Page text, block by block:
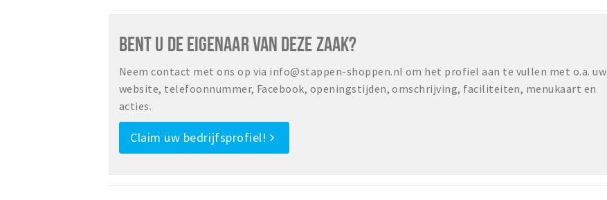
BENT U DE EIGENAAR VAN DEZE ZAAK?
Neem contact met ons op via info@stappen-shoppen.nl om het profiel aan te vullen met o.a. uw
website, telefoonnummer, Facebook, openingstijden, omschrijving, faciliteiten, menukaart en
acties.
Claim uw bedrijfsprofiel!